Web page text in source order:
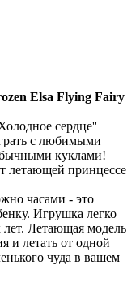
Elsa Flying Fairy
сердце''
с любимыми
куклами!
летающей принцессе
часами - это
Игрушка легко
лет. Летающая модель
и летать от одной
чуда в вашем